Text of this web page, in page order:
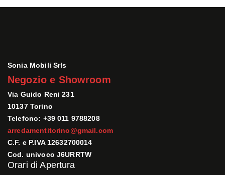
Sonia Mobili Srls
Negozio e Showroom
Via Guido Reni 231
10137 Torino
Telefono: +39 011 9788208
arredamentitorino@gmail.com
C.F. e P.IVA 12632700014
Cod. univoco J6URRTW
Orari di Apertura